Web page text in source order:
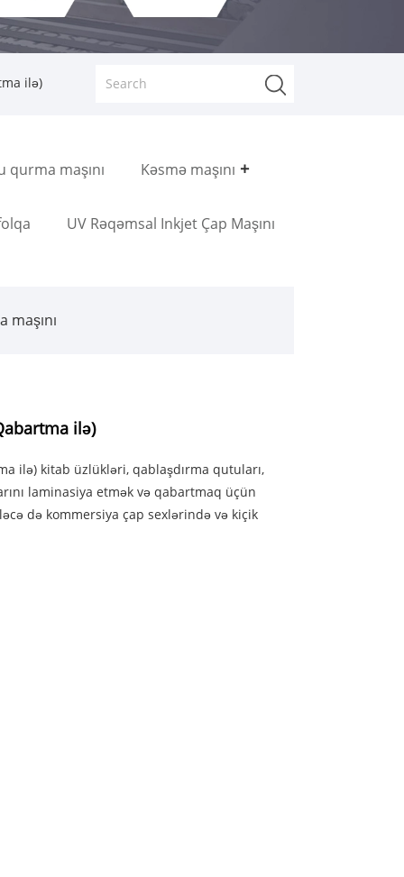
ilə)
qurma maşını Kəsmə maşını
UV Rəqəmsal Inkjet Çap Maşını
maşını
ilə)
ilə) kitab üzlükləri, qablaşdırma qutuları,
laminasiya etmək və qabartmaq üçün
də kommersiya çap sexlərində və kiçik